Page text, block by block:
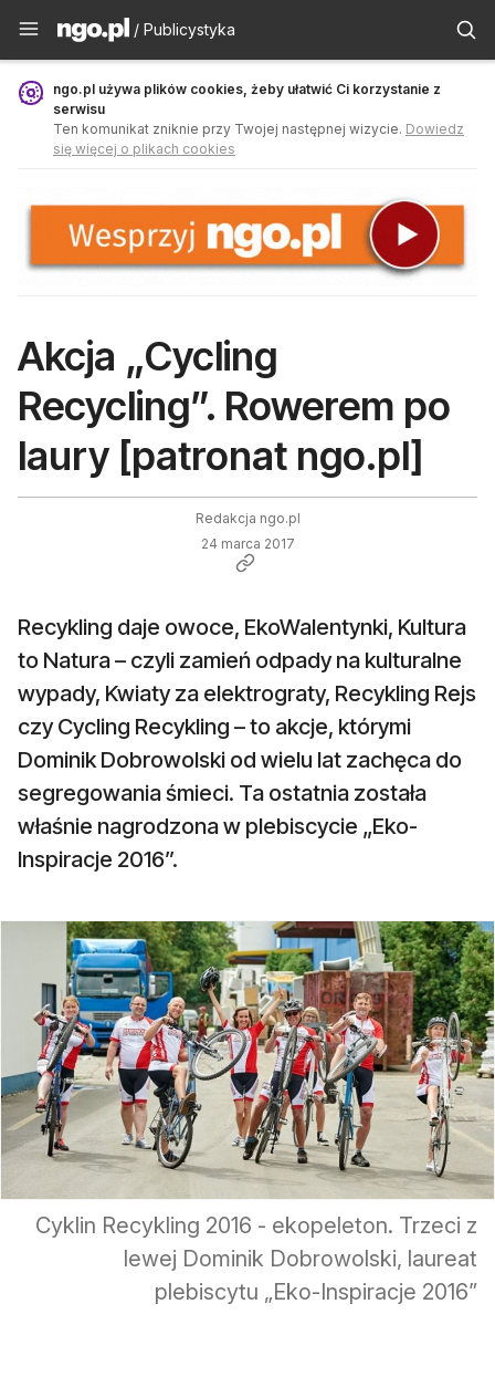
Publicystyka - ngo.pl
/ Publicystyka
ngo.pl używa plików cookies, żeby ułatwić Ci korzystanie z
serwisu
Ten komunikat zniknie przy Twojej następnej wizycie. Dowiedz
się więcej o plikach cookies
Akcja „Cycling
Recycling”. Rowerem po
laury [patronat ngo.pl]
Redakcja ngo.pl
24 marca 2017
Recykling daje owoce, EkoWalentynki, Kultura
to Natura – czyli zamień odpady na kulturalne
wypady, Kwiaty za elektrograty, Recykling Rejs
czy Cycling Recykling – to akcje, którymi
Dominik Dobrowolski od wielu lat zachęca do
segregowania śmieci. Ta ostatnia została
właśnie nagrodzona w plebiscycie „Eko-
Inspiracje 2016”.
Cyklin Recykling 2016 - ekopeleton. Trzeci z
lewej Dominik Dobrowolski, laureat
plebiscytu „Eko-Inspiracje 2016”